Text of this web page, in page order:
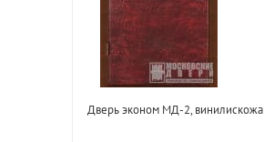
Дверь эконом МД-2, винилискожа